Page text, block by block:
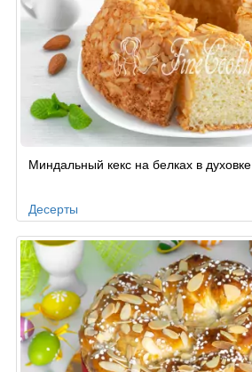
поМиндальный кекс на белках в духовке
Десерты